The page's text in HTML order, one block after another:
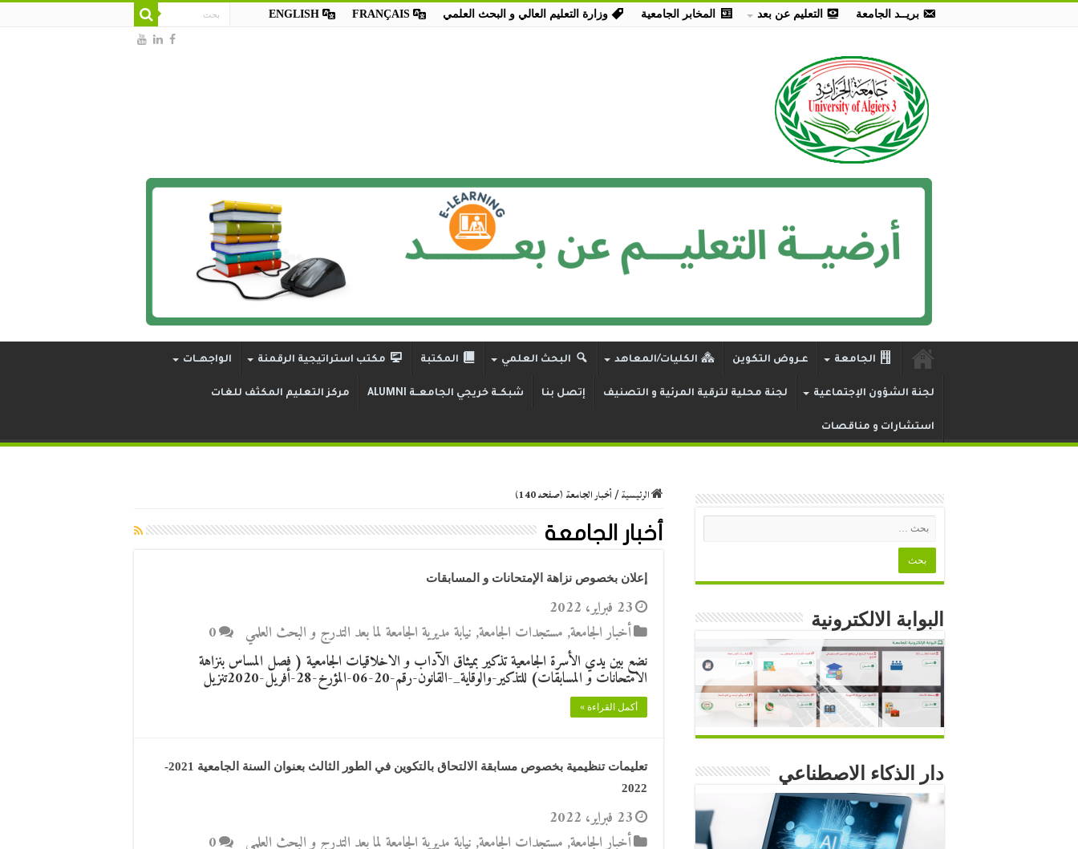
بريــد الجامعة التعليم عن بعد المخابر الجامعية وزارة التعليم العالي و البحث العلمي FRANÇAIS
ENGLISH
الجامعة عـروض التكوين الكليات/المعاهد البحث العلمي المكتبة مكتب استراتيجية الرقمنة الواجهــات
لجنة الشؤون الإجتماعية لجنة محلية لترقية المرئية و التصنيف إتصل بنا شبكــة خريجي الجامعــة ALUMNI مركز التعليم المكثف للغات
استشارات و مناقصات
الرئيسية/أخبار الجامعة (صفحه 140)
أخبار الجامعة
إعلان بخصوص نزاهة الإمتحانات و المسابقات
23 فبراير، 2022
أخبار الجامعة, مستجدات الجامعة, نيابة مديرية الجامعة لما بعد التدرج و البحث العلمي
0
نضع بين يدي الأسرة الجامعية تذكير بميثاق الآداب و الاخلاقيات الجامعية ( فصل المساس بنزاهة
الامتحانات و المسابقات) للتذكير-والوقاية_-القانون-رقم-20-06-المؤرخ-28-أفريل-2020تنزيل
أكمل القراءة »
تعليمات تنظيمية بخصوص مسابقة الالتحاق بالتكوين في الطور الثالث بعنوان السنة الجامعية 2021-
2022
23 فبراير، 2022
أخبار الجامعة, مستجدات الجامعة, نيابة مديرية الجامعة لما بعد التدرج و البحث العلمي
0
البوابة الالكترونية
دار الذكاء الاصطناعي